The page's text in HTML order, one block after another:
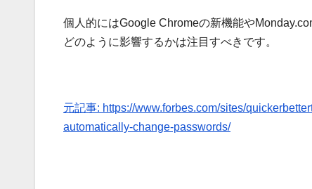
個人的にはGoogle Chromeの新機能や
どのように影響するかは注目すべきです。
元記事: https://www.forbes.com/sites/
automatically-change-passwords/